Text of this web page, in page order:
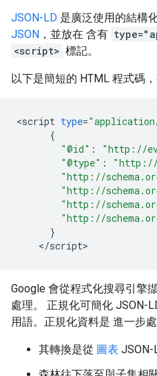
JSON-LD 是廣泛使用的結構
JSON ，並放在 含有
<script> 標記。
以下是簡短的 HTML 程式碼
<script type=
{
"@id" :
"http://
"@type" : "http://
"http://
"http://
"http://
"http://
}
</script>
Google 會從程式化搜尋引擎
處理。 正規化可簡化 JSON-
用語。正規化資料是 進一步處
其轉換是從 圖表 JSON-